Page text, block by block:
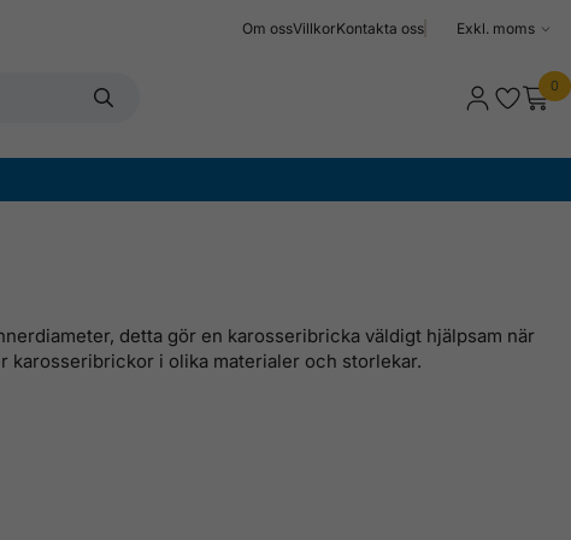
Om ossVillkorKontakta oss
Välj
0
detta gör en karosseribricka väldigt hjälpsam när
karosseribrickor i olika materialer och storlekar.